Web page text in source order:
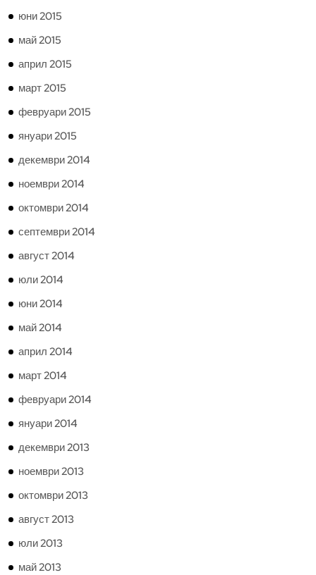
юни 2015
май 2015
април 2015
март 2015
февруари 2015
януари 2015
декември 2014
ноември 2014
октомври 2014
септември 2014
август 2014
юли 2014
юни 2014
май 2014
април 2014
март 2014
февруари 2014
януари 2014
декември 2013
ноември 2013
октомври 2013
август 2013
юли 2013
май 2013